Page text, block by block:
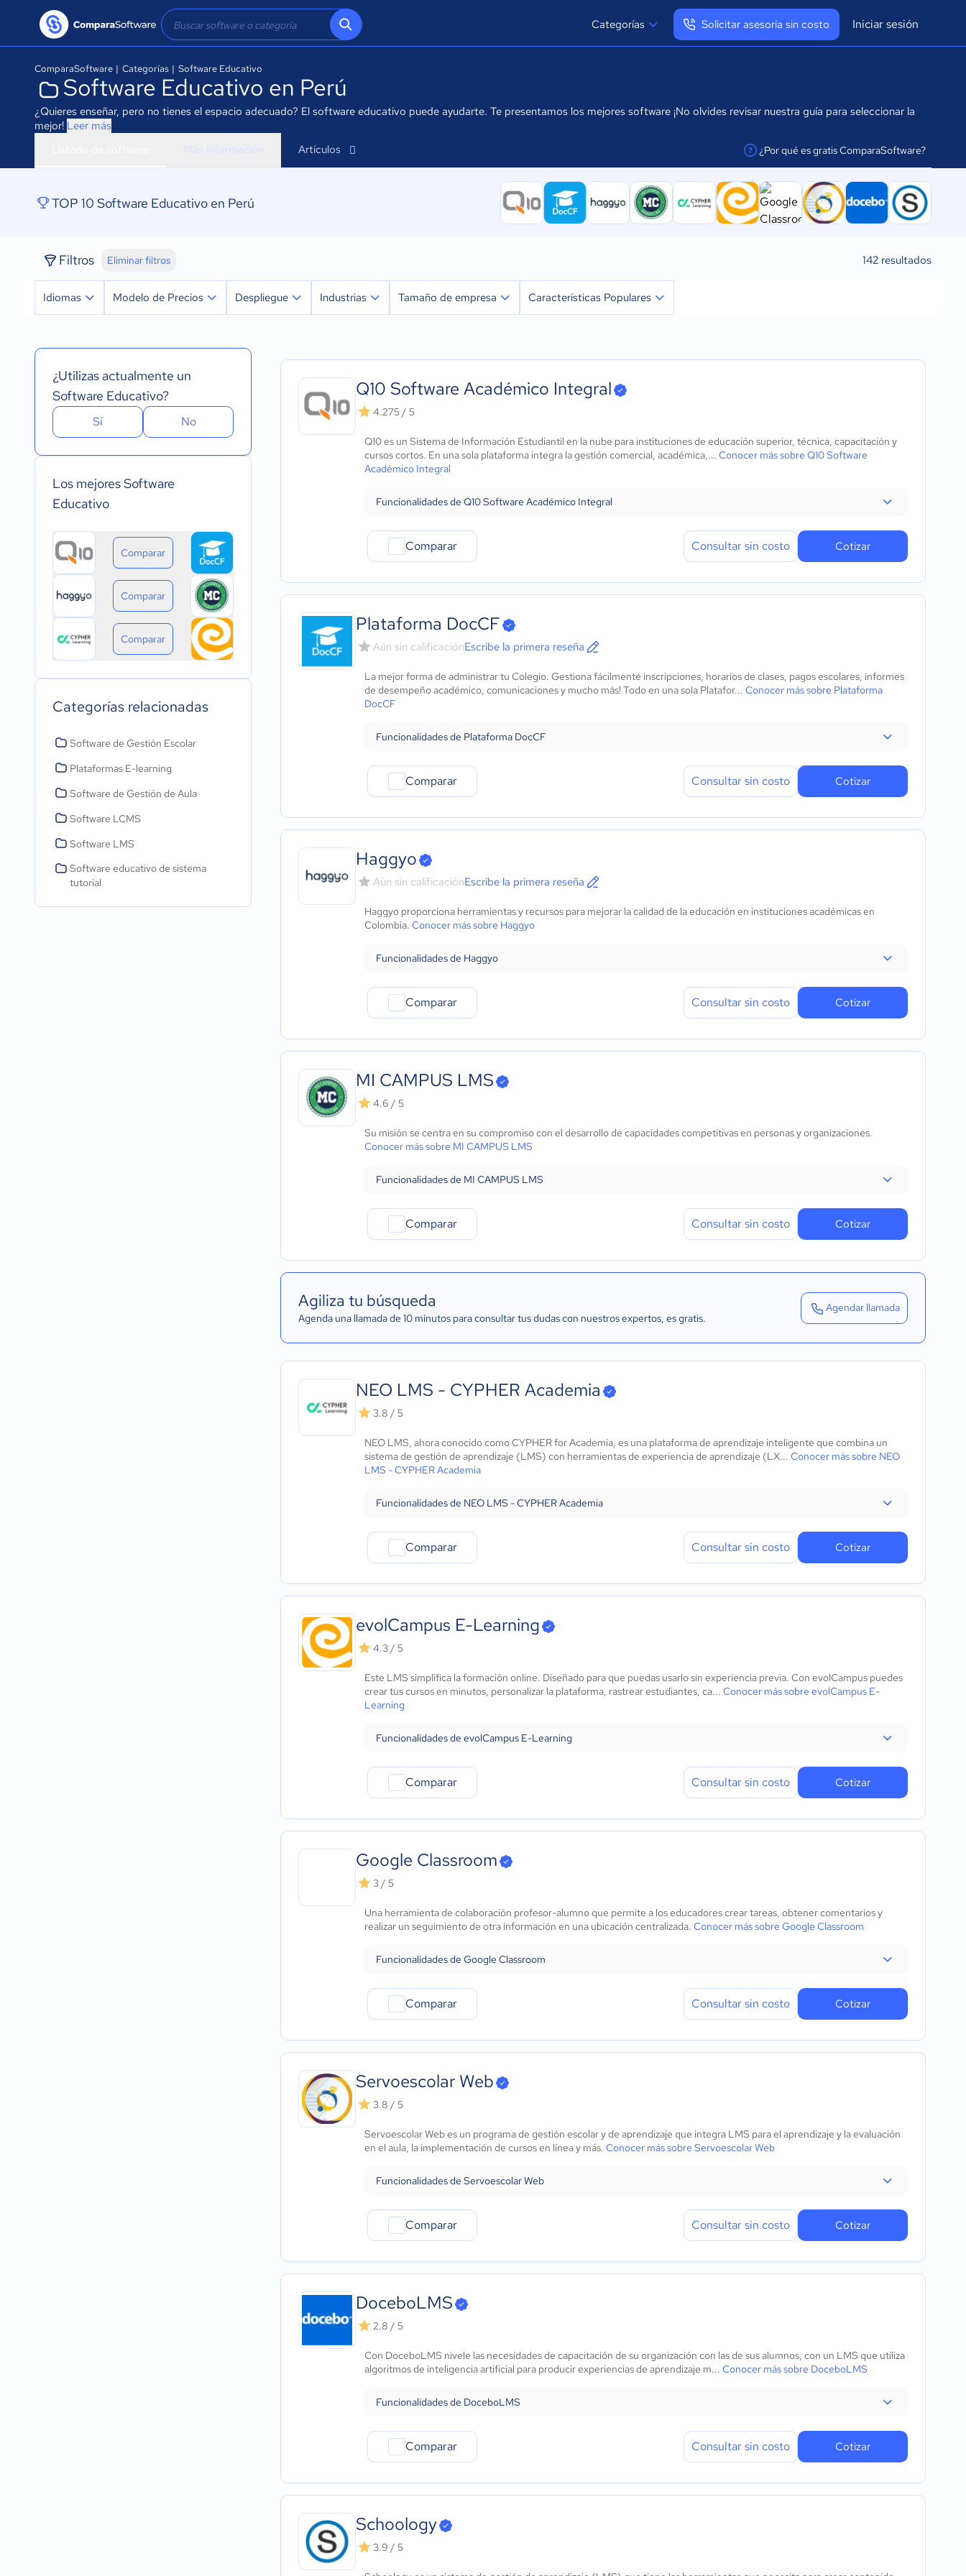
Categorías Solicitar asesoría sin costo Iniciar sesión
Cerrar sesión
ComparaSoftware | Categorías | Software Educativo
Software Educativo en Perú
¿Quieres enseñar, pero no tienes el espacio adecuado? El software educativo puede ayudarte. Te presentamos los mejores software ¡No olvides revisar nuestra guía para seleccionar la
mejor! Leer más
Más información Artículos ¿Por qué es gratis ComparaSoftware?
facilitar la conexión
TOP 10 Software Educativo en Perú
Filtros Eliminar filtros 142 resultados
Idiomas Modelo de Precios
Pago anual
Pago de única vez
Despliegue
Instalado - Mac
Instalado - Linux
Dispositivo móvil - iOS Nativo
Dispositivo móvil - Android Nativo
Industrias
Educación
Energía
Hotelería / Viajes
Seguros
Farmacéutica
Bienes raíces
Software / TI
Financiera
Manufactura
ONG
Gobierno
Transporte y logística
Marketing y Comunicación
Automotriz
Comercio Electrónico
Ventas y servicios
Metales y Minería
Gastronomía
Aeroespacial y defensa
Tamaño de empresa
Mediana: 50 a 249 trabajadores
Características Populares
Gestión de admisiones
Portal de estudiantes
¿Utilizas actualmente un
Software Educativo?
Sí No
Los mejores Software
Educativo
Comparar
Comparar
Comparar
Categorías relacionadas
Software de Gestión Escolar
Plataformas E-learning
Software de Gestión de Aula
Software LCMS
Software LMS
Software educativo de sistema
tutorial
Q10 Software Académico Integral
4.275 / 5
Q10 es un Sistema de Información Estudiantil en la nube para instituciones de educación superior, técnica, capacitación y
cursos cortos. En una sola plataforma integra la gestión comercial, académica,... Conocer más sobre Q10 Software
Académico Integral
Funcionalidades de Q10 Software Académico Integral
Comparar Consultar sin costo Cotizar
Plataforma DocCF
Aún sin calificaciónEscribe la primera reseña
La mejor forma de administrar tu Colegio. Gestiona fácilmente inscripciones, horarios de clases, pagos escolares, informes
de desempeño académico, comunicaciones y mucho más! Todo en una sola Platafor... Conocer más sobre Plataforma
DocCF
Funcionalidades de Plataforma DocCF
Comparar Consultar sin costo Cotizar
Haggyo
Aún sin calificaciónEscribe la primera reseña
Haggyo proporciona herramientas y recursos para mejorar la calidad de la educación en instituciones académicas en
Colombia. Conocer más sobre Haggyo
Funcionalidades de Haggyo
Comparar Consultar sin costo Cotizar
MI CAMPUS LMS
4.6 / 5
Su misión se centra en su compromiso con el desarrollo de capacidades competitivas en personas y organizaciones.
Conocer más sobre MI CAMPUS LMS
Funcionalidades de MI CAMPUS LMS
Comparar Consultar sin costo Cotizar
Agiliza tu búsqueda
Agenda una llamada de 10 minutos para consultar tus dudas con nuestros expertos, es gratis.
Agendar llamada
NEO LMS - CYPHER Academia
3.8 / 5
NEO LMS, ahora conocido como CYPHER for Academia, es una plataforma de aprendizaje inteligente que combina un
sistema de gestión de aprendizaje (LMS) con herramientas de experiencia de aprendizaje (LX... Conocer más sobre NEO
LMS - CYPHER Academia
Funcionalidades de NEO LMS - CYPHER Academia
Comparar Consultar sin costo Cotizar
evolCampus E-Learning
4.3 / 5
Este LMS simplifica la formación online. Diseñado para que puedas usarlo sin experiencia previa. Con evolCampus puedes
crear tus cursos en minutos, personalizar la plataforma, rastrear estudiantes, ca... Conocer más sobre evolCampus E-
Learning
Funcionalidades de evolCampus E-Learning
Comparar Consultar sin costo Cotizar
Google Classroom
3 / 5
Una herramienta de colaboración profesor-alumno que permite a los educadores crear tareas, obtener comentarios y
realizar un seguimiento de otra información en una ubicación centralizada. Conocer más sobre Google Classroom
Funcionalidades de Google Classroom
Comparar Consultar sin costo Cotizar
Servoescolar Web
3.8 / 5
Servoescolar Web es un programa de gestión escolar y de aprendizaje que integra LMS para el aprendizaje y la evaluación
en el aula, la implementación de cursos en línea y más. Conocer más sobre Servoescolar Web
Funcionalidades de Servoescolar Web
Comparar Consultar sin costo Cotizar
DoceboLMS
2.8 / 5
Con DoceboLMS nivele las necesidades de capacitación de su organización con las de sus alumnos, con un LMS que utiliza
algoritmos de inteligencia artificial para producir experiencias de aprendizaje m... Conocer más sobre DoceboLMS
Funcionalidades de DoceboLMS
Comparar Consultar sin costo Cotizar
Schoology
3.9 / 5